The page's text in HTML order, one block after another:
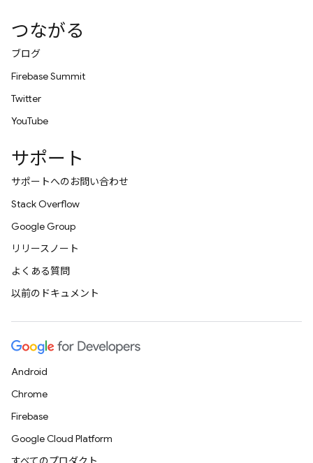
つながる
ブログ
Firebase Summit
Twitter
YouTube
サポート
サポートへのお問い合わせ
Stack Overflow
Google Group
リリースノート
よくある質問
以前のドキュメント
Android
Chrome
Firebase
Google Cloud Platform